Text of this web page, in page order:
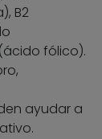
B2
fólico).
ayudar a